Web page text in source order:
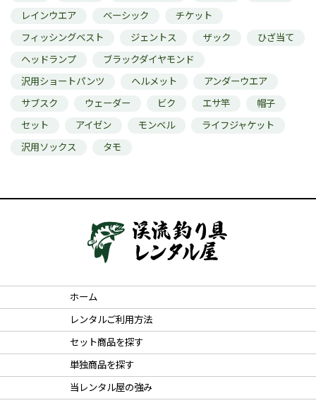
レインウエア
ベーシック
チケット
フィッシングベスト
ジェントス ザック
ひざ当て
ヘッドランプ
ブラックダイヤモンド
沢用ショートパンツ
ヘルメット
アンダーウエア
サブスク
ウェーダー ビク エサ竿
帽子
セット
アイゼン モンベル
ライフジャケット
沢用ソックス
タモ
ホーム
レンタルご利用方法
セット商品を探す
単独商品を探す
当レンタル屋の強み